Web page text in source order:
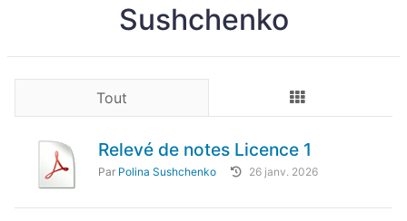
Sushchenko
Tout
Relevé de notes Licence 1
Par Polina Sushchenko 26 janv. 2026